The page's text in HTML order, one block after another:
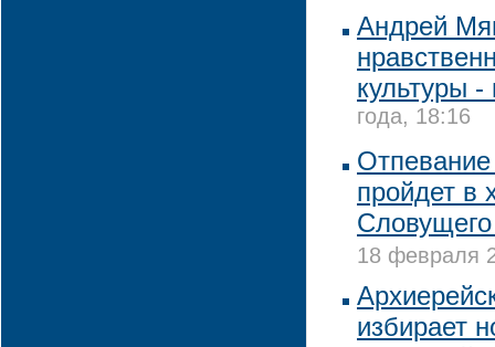
Андрей
культуры -
года, 18:16
пройдет в
18 февраля
избирает